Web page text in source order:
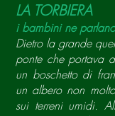
LA TORBIERA
i bambini ne
Dietro la grande
ponte che portava
un boschetto di
un albero non
sui terreni umidi.